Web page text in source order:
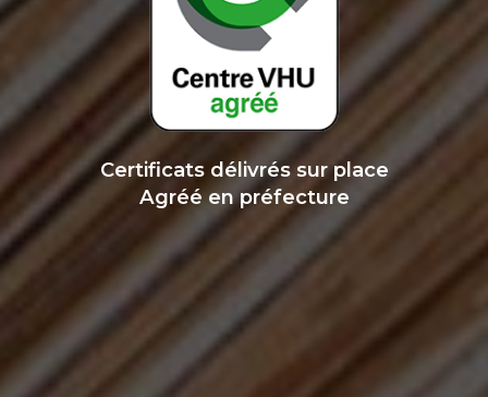
Certificats délivrés sur place
Agréé en préfecture